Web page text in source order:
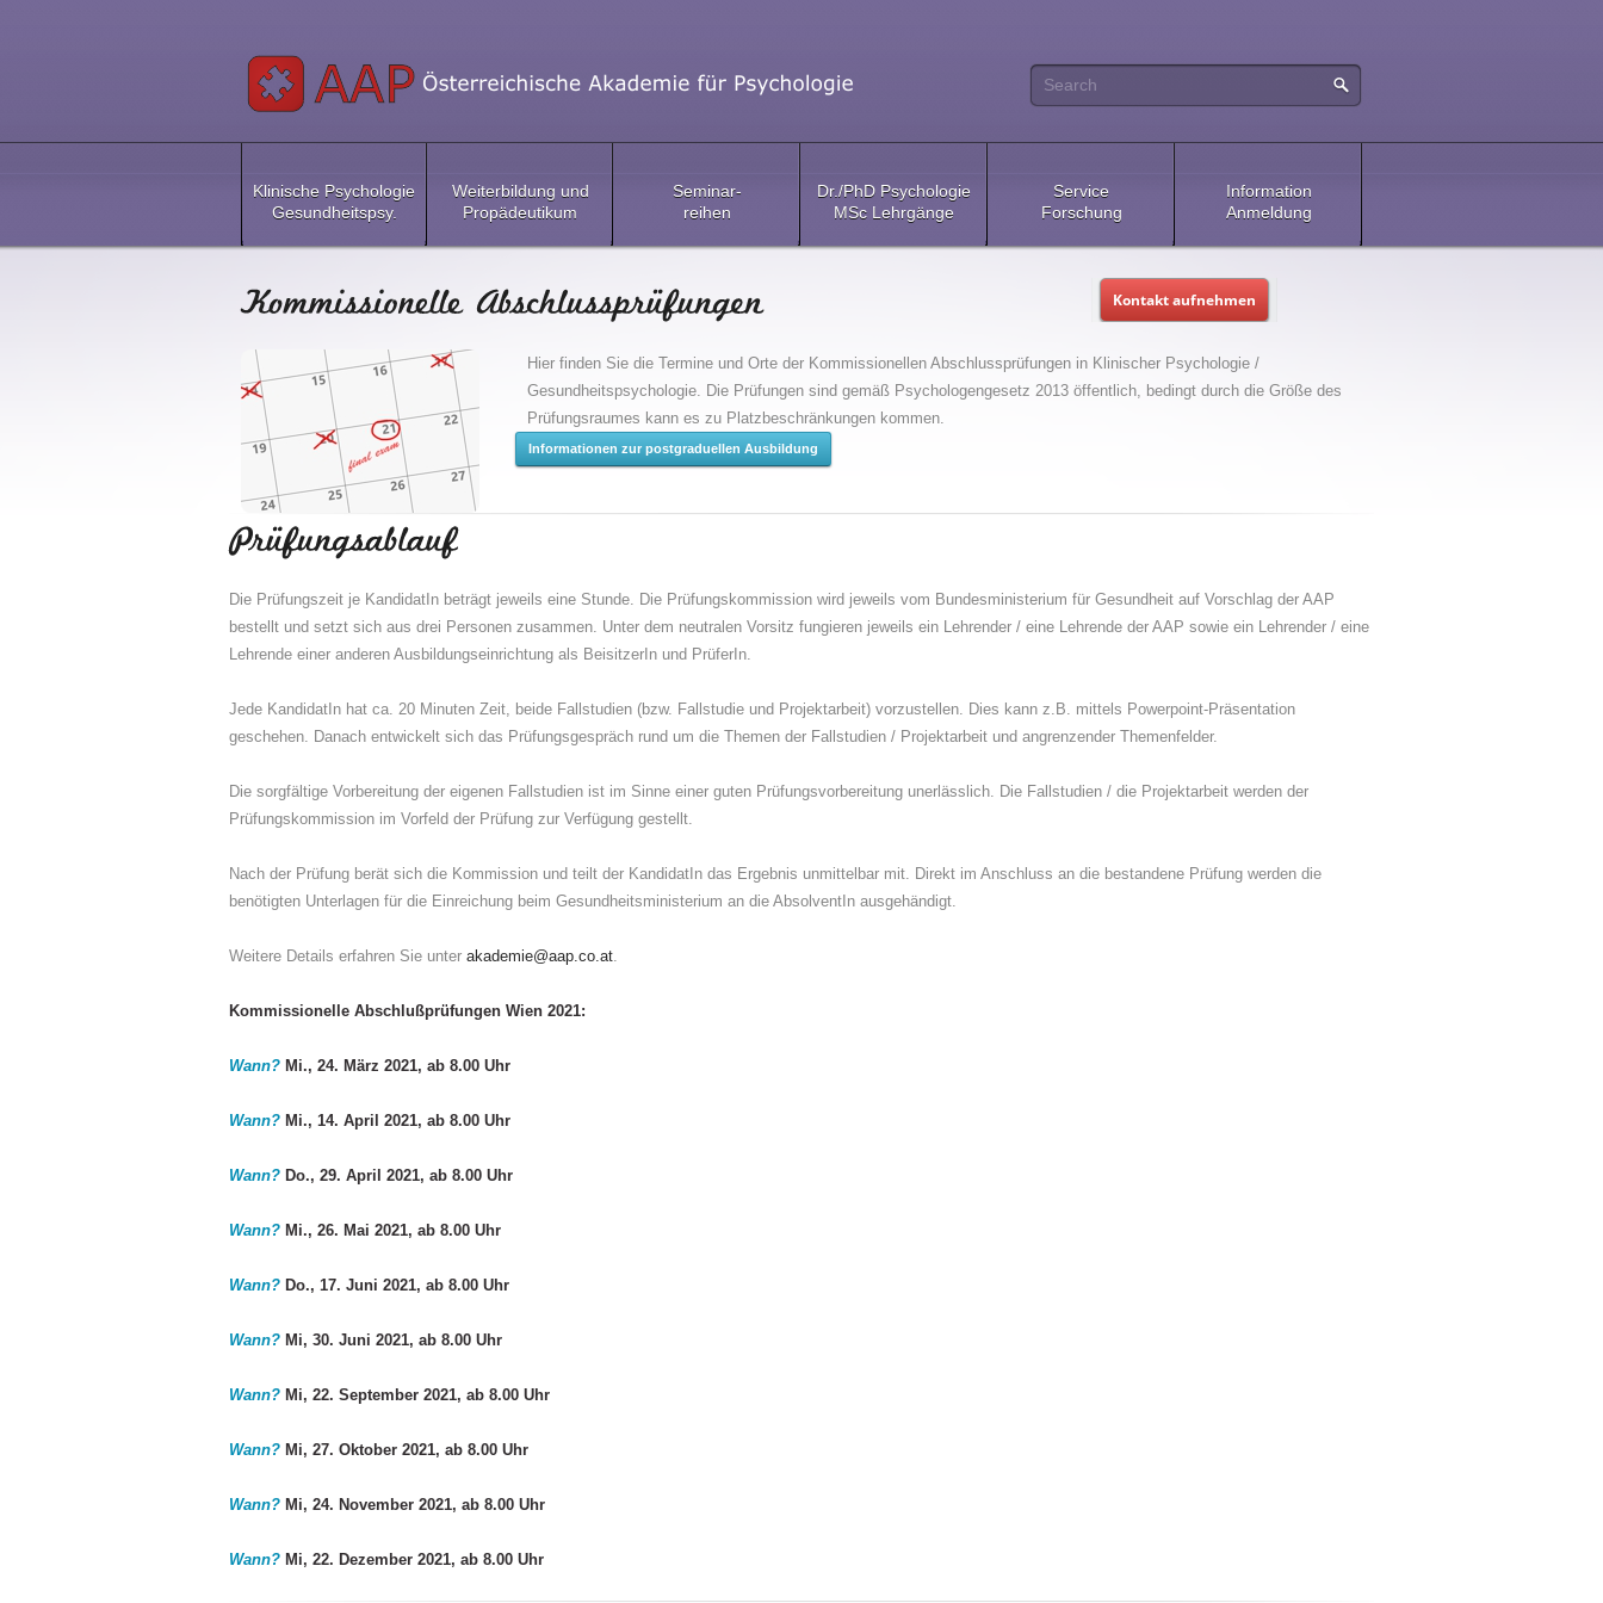
Klinische Psychologie
Gesundheitspsy.
Weiterbildung und
Propädeutikum
Seminar-
reihen
Dr./PhD Psychologie
MSc Lehrgänge
Service
Forschung
Information
Anmeldung
Kontakt aufnehmen
Hier finden Sie die Termine und Orte der Kommissionellen Abschlussprüfungen in Klinischer Psychologie /
Gesundheitspsychologie. Die Prüfungen sind gemäß Psychologengesetz 2013 öffentlich, bedingt durch die Größe des
Prüfungsraumes kann es zu Platzbeschränkungen kommen.
Informationen zur postgraduellen Ausbildung
Die Prüfungszeit je KandidatIn beträgt jeweils eine Stunde. Die Prüfungskommission wird jeweils vom Bundesministerium für Gesundheit auf Vorschlag der AAP
bestellt und setzt sich aus drei Personen zusammen. Unter dem neutralen Vorsitz fungieren jeweils ein Lehrender / eine Lehrende der AAP sowie ein Lehrender / eine
Lehrende einer anderen Ausbildungseinrichtung als BeisitzerIn und PrüferIn.
Jede KandidatIn hat ca. 20 Minuten Zeit, beide Fallstudien (bzw. Fallstudie und Projektarbeit) vorzustellen. Dies kann z.B. mittels Powerpoint-Präsentation
geschehen. Danach entwickelt sich das Prüfungsgespräch rund um die Themen der Fallstudien / Projektarbeit und angrenzender Themenfelder.
Die sorgfältige Vorbereitung der eigenen Fallstudien ist im Sinne einer guten Prüfungsvorbereitung unerlässlich. Die Fallstudien / die Projektarbeit werden der
Prüfungskommission im Vorfeld der Prüfung zur Verfügung gestellt.
Nach der Prüfung berät sich die Kommission und teilt der KandidatIn das Ergebnis unmittelbar mit. Direkt im Anschluss an die bestandene Prüfung werden die
benötigten Unterlagen für die Einreichung beim Gesundheitsministerium an die AbsolventIn ausgehändigt.
Weitere Details erfahren Sie unter akademie@aap.co.at.
Kommissionelle Abschlußprüfungen Wien 2021:
Wann? Mi., 24. März 2021, ab 8.00 Uhr
Wann? Mi., 14. April 2021, ab 8.00 Uhr
Wann? Do., 29. April 2021, ab 8.00 Uhr
Wann? Mi., 26. Mai 2021, ab 8.00 Uhr
Wann? Do., 17. Juni 2021, ab 8.00 Uhr
Wann? Mi, 30. Juni 2021, ab 8.00 Uhr
Wann? Mi, 22. September 2021, ab 8.00 Uhr
Wann? Mi, 27. Oktober 2021, ab 8.00 Uhr
Wann? Mi, 24. November 2021, ab 8.00 Uhr
Wann? Mi, 22. Dezember 2021, ab 8.00 Uhr